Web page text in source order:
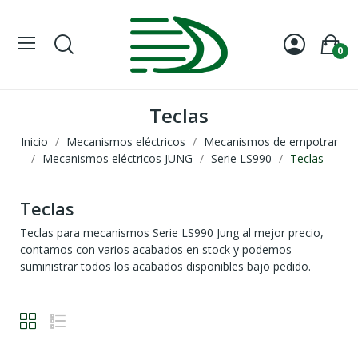
0
Teclas
Inicio Mecanismos eléctricos
Mecanismos de empotrar
Mecanismos eléctricos JUNG
Serie LS990 Teclas
Teclas
Teclas para mecanismos Serie LS990 Jung al mejor precio,
contamos con varios acabados en stock y podemos
suministrar todos los acabados disponibles bajo pedido.